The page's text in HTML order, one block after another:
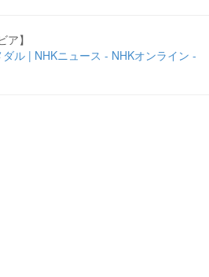
】
ル | NHKニュース - NHKオンライン -